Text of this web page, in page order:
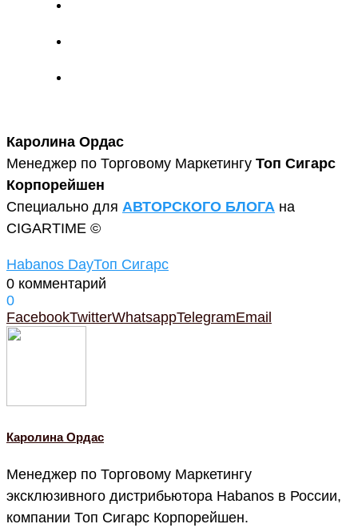
Каролина Ордас
Менеджер по Торговому Маркетингу Топ Сигарс
Корпорейшен
Специально для АВТОРСКОГО БЛОГА на
CIGARTIME ©
Habanos DayТоп Сигарс
0 комментарий
0
FacebookTwitterWhatsappTelegramEmail
Каролина Ордас
Менеджер по Торговому Маркетингу
эксклюзивного дистрибьютора Habanos в России,
компании Топ Сигарс Корпорейшен.